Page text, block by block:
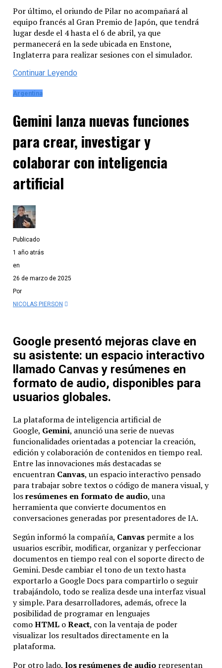
Por último, el oriundo de Pilar no acompañará al
equipo francés al Gran Premio de Japón, que tendrá
lugar desde el 4 hasta el 6 de abril, ya que
permanecerá en la sede ubicada en Enstone,
Inglaterra para realizar sesiones con el simulador.
Continuar Leyendo
Argentina
Gemini lanza nuevas funciones
para crear, investigar y
colaborar con inteligencia
artificial
Publicado
1 año atrás
en
26 de marzo de 2025
Por
NICOLAS PIERSON
Google presentó mejoras clave en
su asistente: un espacio interactivo
llamado Canvas y resúmenes en
formato de audio, disponibles para
usuarios globales.
La plataforma de inteligencia artificial de
Google, Gemini, anunció una serie de nuevas
funcionalidades orientadas a potenciar la creación,
edición y colaboración de contenidos en tiempo real.
Entre las innovaciones más destacadas se
encuentran Canvas, un espacio interactivo pensado
para trabajar sobre textos o código de manera visual, y
losresúmenes en formato de audio, una
herramienta que convierte documentos en
conversaciones generadas por presentadores de IA.
Según informó la compañía, Canvaspermite a los
usuarios escribir, modificar, organizar y perfeccionar
documentos en tiempo real con el soporte directo de
Gemini. Desde cambiar el tono de un texto hasta
exportarlo a Google Docs para compartirlo o seguir
trabajándolo, todo se realiza desde una interfaz visual
y simple. Para desarrolladores, además, ofrece la
posibilidad de programar en lenguajes
comoHTMLoReact, con la ventaja de poder
visualizar los resultados directamente en la
plataforma.
Por otro lado, los resúmenes de audiorepresentan